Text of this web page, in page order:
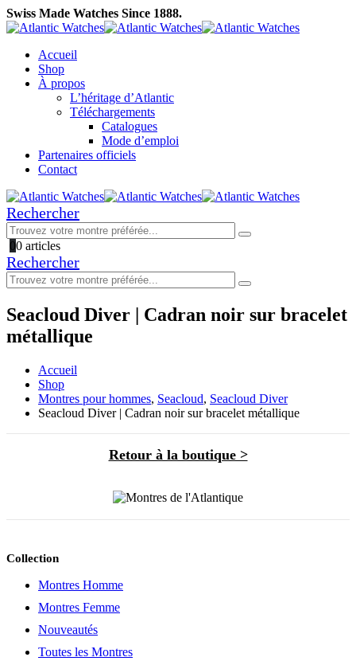
Swiss Made Watches Since 1888.
Accueil
Shop
À propos
L’héritage d’Atlantic
Téléchargements
Catalogues
Mode d’emploi
Partenaires officiels
Contact
Rechercher
00 articles
Rechercher
Seacloud Diver | Cadran noir sur bracelet
métallique
Accueil
Shop
Montres pour hommes, Seacloud, Seacloud Diver
Seacloud Diver | Cadran noir sur bracelet métallique
Retour à la boutique >
Collection
Montres Homme
Montres Femme
Nouveautés
Toutes les Montres